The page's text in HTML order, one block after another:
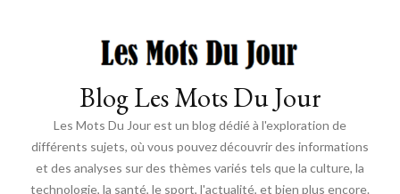
Blog Les Mots Du Jour
Les Mots Du Jour est un blog dédié à l'exploration de
différents sujets, où vous pouvez découvrir des informations
et des analyses sur des thèmes variés tels que la culture, la
technologie, la santé, le sport, l'actualité, et bien plus encore.